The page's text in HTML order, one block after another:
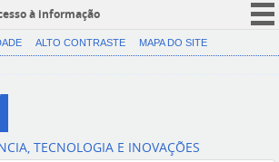
à informação
CORONAVÍRUS (COVID-19)
ALTO CONTRASTE MAPA DO SITE
TECNOLOGIA E INOVAÇÕES